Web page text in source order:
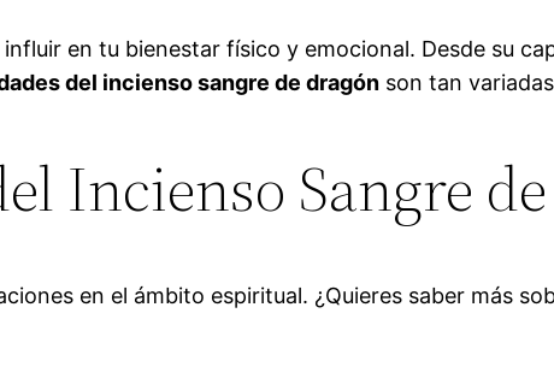
en tu bienestar físico y emocional. Desde su
del incienso sangre de dragón son tan
Incienso Sangre
en el ámbito espiritual. ¿Quieres saber más